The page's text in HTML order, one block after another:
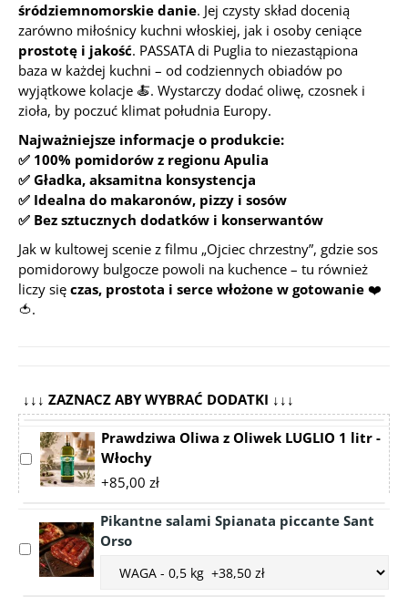
śródziemnomorskie danie. Jej czysty skład docenią
zarówno miłośnicy kuchni włoskiej, jak i osoby ceniące
prostotę i jakość. PASSATA di Puglia to niezastąpiona
baza w każdej kuchni – od codziennych obiadów po
wyjątkowe kolacje 🍝. Wystarczy dodać oliwę, czosnek i
zioła, by poczuć klimat południa Europy.
Najważniejsze informacje o produkcie:
✅ 100% pomidorów z regionu Apulia
✅ Gładka, aksamitna konsystencja
✅ Idealna do makaronów, pizzy i sosów
✅ Bez sztucznych dodatków i konserwantów
Jak w kultowej scenie z filmu „Ojciec chrzestny”, gdzie sos
pomidorowy bulgocze powoli na kuchence – tu również
liczy się czas, prostota i serce włożone w gotowanie ❤️
🍅.
↓↓↓ ZAZNACZ ABY WYBRAĆ DODATKI ↓↓↓
Select
accessory
Oliwek
LUGLIO
Prawdziwa Oliwa z Oliwek LUGLIO 1 litr -
Włochy
+85,00 zł
Select
accessory
Pikantne salami Spianata piccante Sant
Orso
Choose
accessory